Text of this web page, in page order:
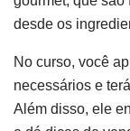
desde os
No curso, você
necessários e
Além disso, ele